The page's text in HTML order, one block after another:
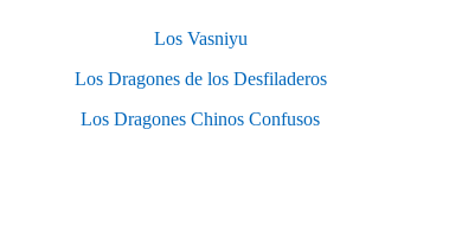
Los Vasniyu
Los Dragones de los Desfiladeros
Los Dragones Chinos Confusos